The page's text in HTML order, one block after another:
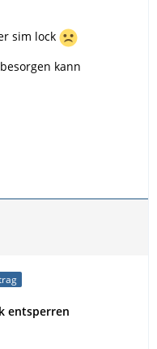
sim lock
kann
entsperren